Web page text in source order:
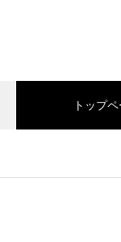
トップ
themes/